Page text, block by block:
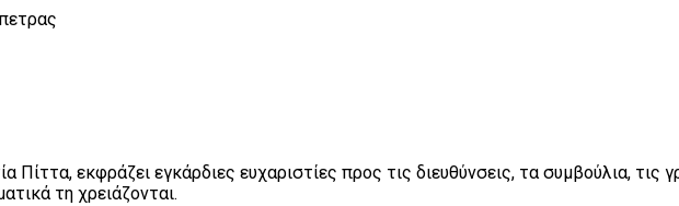
εκφράζει εγκάρδιες ευχαριστίες προς τις διευθύνσεις, τα συμβούλια, τις
τη χρειάζονται.